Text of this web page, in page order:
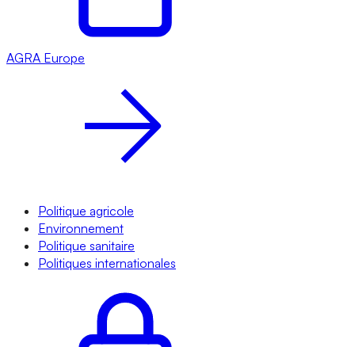
AGRA Europe
Politique agricole
Environnement
Politique sanitaire
Politiques internationales